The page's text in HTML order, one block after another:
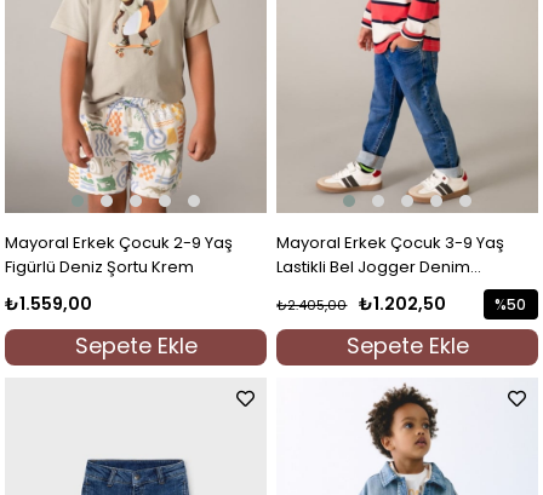
Mayoral Erkek Çocuk 2-9 Yaş
Figürlü Deniz Şortu Krem
₺1.559,00
Sepete Ekle
Mayoral Erkek Çocuk 3-9 Yaş
Lastikli Bel Jogger Denim
₺1.202,50
₺2.405,00
Sepete Ekle
%50
İndirim